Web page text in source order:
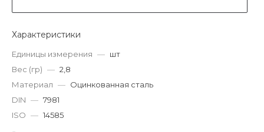
Характеристики
Единицы измерения — шт
Вес (гр) — 2,8
Материал — Оцинкованная сталь
DIN — 7981
ISO — 14585